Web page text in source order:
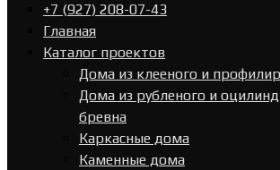
+7 (927) 208-07-43
Главная
Каталог проектов
Дома из клееного и
Дома из рубленого и
бревна
Каркасные дома
Каменные дома